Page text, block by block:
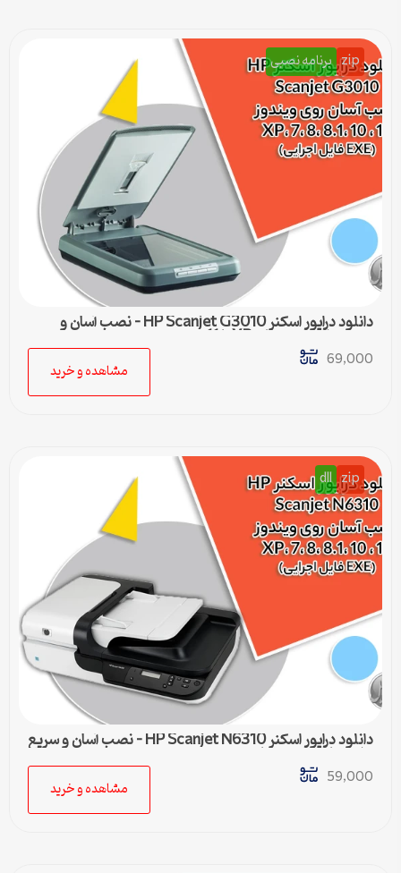
zip برنامه نصبی
دانلود درایور اسکنر HP Scanjet G3010 – نصب آسان و
سریع برای ویندوزهای XP تا 11
69,000
مشاهده و خرید
zip
dll
دانلود درایور اسکنر HP Scanjet N6310 – نصب آسان و سریع
برای تمامی ویندوزها
59,000
مشاهده و خرید